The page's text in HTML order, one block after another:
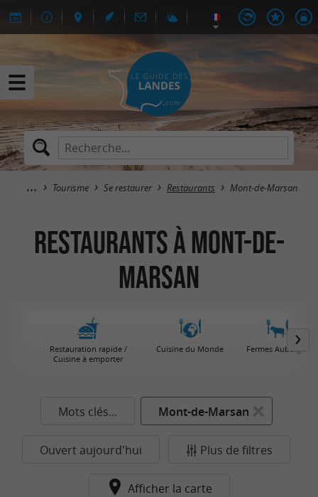
Tourisme Se restaurer Restaurants Mont-de-Marsan
Restaurants à Mont-de-
Marsan
Restauration rapide /
Cuisine à emporter
Cuisine du Monde Fermes Auberges
Mots clés... Mont-de-Marsan
Ouvert aujourd'hui Plus de filtres
Afficher la carte